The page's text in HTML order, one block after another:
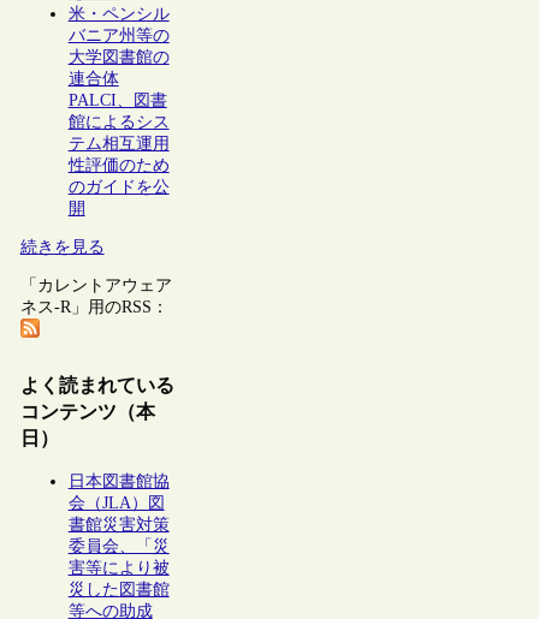
米・ペンシル
バニア州等の
大学図書館の
連合体
PALCI、図書
館によるシス
テム相互運用
性評価のため
のガイドを公
開
続きを見る
「カレントアウェア
ネス-R」用のRSS：
よく読まれている
コンテンツ（本
日）
日本図書館協
会（JLA）図
書館災害対策
委員会、「災
害等により被
災した図書館
等への助成